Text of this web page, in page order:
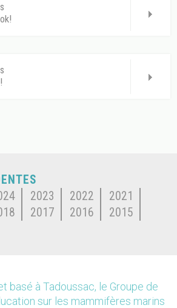
2023 2022
2021
2017 2016
2015
basé à Tadoussac, le Groupe de
sur les mammifères marins